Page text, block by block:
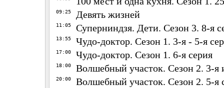
09:25 Девять жизней
11:05 Суперниндзя. Дети. Сезон 3. 8-я
13:55 Чудо-доктор. Сезон 1. 3-я - 5-я
17:00 Чудо-доктор. Сезон 1. 6-я серия
18:00 Волшебный участок. Сезон 2. 3-я
20:00 Волшебный участок. Сезон 2. 5-я